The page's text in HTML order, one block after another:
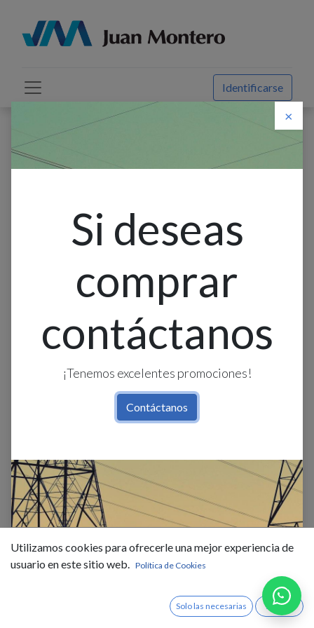
Identificarse
×
Si deseas
comprar
contáctanos
¡Tenemos excelentes promociones!
Contáctanos
Todos los productos
Contactor 3F AF146-30-11-13 -
146AC-3 - BOBINA: 100…
250VAC/DC - 1NO+1NC, ABB
Utilizamos cookies para ofrecerle una mejor experiencia de
usuario en este sitio web. Política de Cookies
Solo las necesarias Acepto